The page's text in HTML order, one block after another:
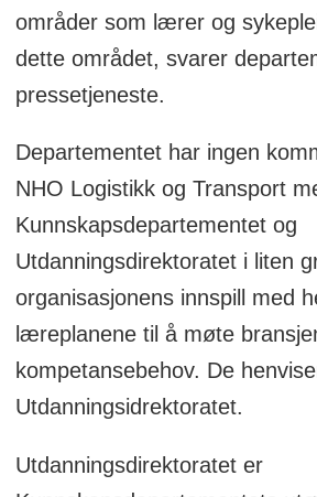
områder som lærer og
dette området, svarer
pressetjeneste.
Departementet har ingen
NHO Logistikk og Transport
Kunnskapsdepartementet og
Utdanningsdirektoratet i liten
organisasjonens innspill med
læreplanene til å møte
kompetansebehov. De
Utdanningsidrektoratet.
Utdanningsdirektoratet er